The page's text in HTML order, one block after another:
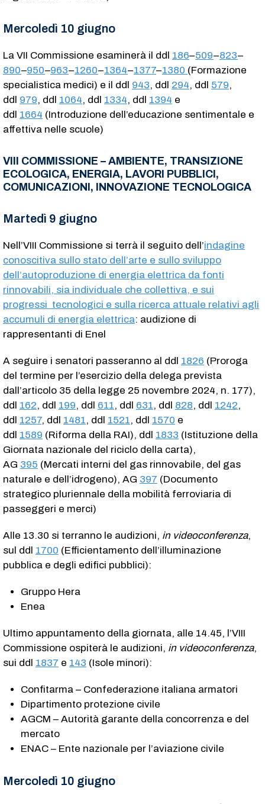
Mercoledì 10 giugno
La VII Commissione esaminerà il ddl 186–509–823–
890–950–963–1260–1364–1377–1380 (Formazione
specialistica medici) e il ddl 943, ddl 294, ddl 579,
ddl 979, ddl 1064, ddl 1334, ddl 1394 e
ddl 1664 (Introduzione dell’educazione sentimentale e
affettiva nelle scuole)
VIII COMMISSIONE – AMBIENTE, TRANSIZIONE
ECOLOGICA, ENERGIA, LAVORI PUBBLICI,
COMUNICAZIONI, INNOVAZIONE TECNOLOGICA
Martedì 9 giugno
Nell’VIII Commissione si terrà il seguito dell’indagine
conoscitiva sullo stato dell’arte e sullo sviluppo
dell’autoproduzione di energia elettrica da fonti
rinnovabili, sia individuale che collettiva, e sui
progressi tecnologici e sulla ricerca attuale relativi agli
accumuli di energia elettrica: audizione di
rappresentanti di Enel
A seguire i senatori passeranno al ddl 1826 (Proroga
del termine per l’esercizio della delega prevista
dall’articolo 35 della legge 25 novembre 2024, n. 177),
ddl 162, ddl 199, ddl 611, ddl 631, ddl 828, ddl 1242,
ddl 1257, ddl 1481, ddl 1521, ddl 1570 e
ddl 1589 (Riforma della RAI), ddl 1833 (Istituzione della
Giornata nazionale del riciclo della carta),
AG 395 (Mercati interni del gas rinnovabile, del gas
naturale e dell’idrogeno), AG 397 (Documento
strategico pluriennale della mobilità ferroviaria di
passeggeri e merci)
Alle 13.30 si terranno le audizioni, in videoconferenza,
sul ddl 1700 (Efficientamento dell’illuminazione
pubblica e degli edifici pubblici):
Gruppo Hera
Enea
Ultimo appuntamento della giornata, alle 14.45, l’VIII
Commissione ospiterà le audizioni, in videoconferenza,
sui ddl 1837 e 143 (Isole minori):
Confitarma – Confederazione italiana armatori
Dipartimento protezione civile
AGCM – Autorità garante della concorrenza e del
mercato
ENAC – Ente nazionale per l’aviazione civile
Mercoledì 10 giugno